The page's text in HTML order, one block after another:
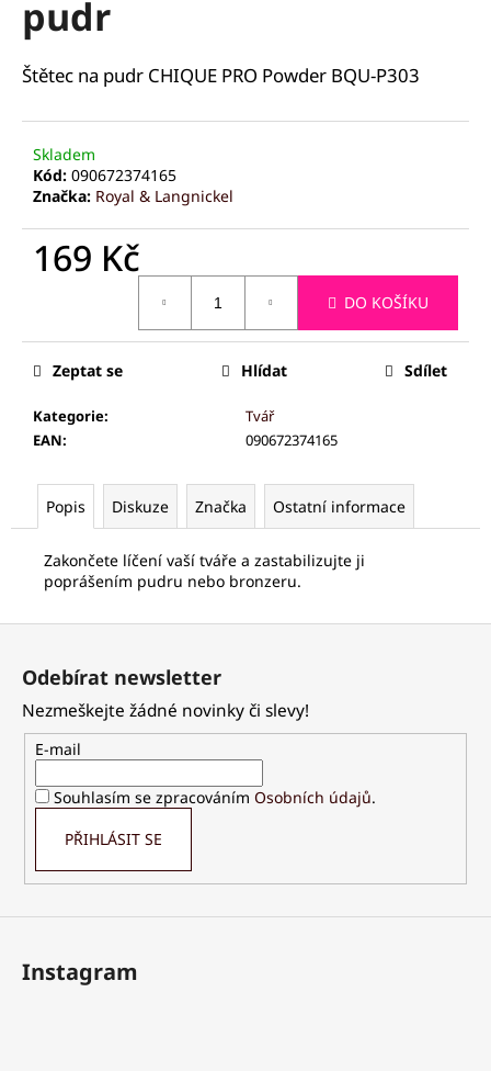
pudr
Štětec na pudr CHIQUE PRO Powder BQU-P303
Skladem
Kód: 090672374165
Značka: Royal & Langnickel
169 Kč
DO KOŠÍKU
Kategorie:
Tvář
EAN: 090672374165
Zeptat se Hlídat Sdílet
Popis Diskuze Značka Ostatní informace
Zakončete líčení vaší tváře a zastabilizujte ji
poprášením pudru nebo bronzeru.
a
j
í
t
?
D
o
o
e
PALSAR7
DŘEVĚNÝ
KARTÁČ
NA
MYTÍ
ODNÍMATELNOU
RUKOJETÍ
Kč
Z
Odebírat newsletter
Nezmeškejte žádné novinky či slevy!
E-mail
Souhlasím se zpracováním Osobních údajů.
PŘIHLÁSIT SE
Instagram